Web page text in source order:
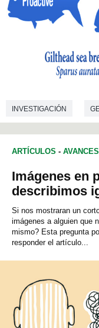
INVESTIGACIÓN
ARTÍCULOS - AVANCES
Imágenes en
describimos
Si nos mostraran un
imágenes a alguien que
mismo? Esta pregunta
responder el artículo...